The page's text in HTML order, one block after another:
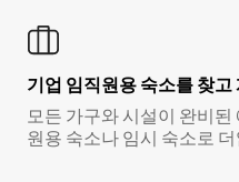
기업 임직원용 숙소를 찾고
모든 가구와 시설이 완비
원용 숙소나 임시 숙소로